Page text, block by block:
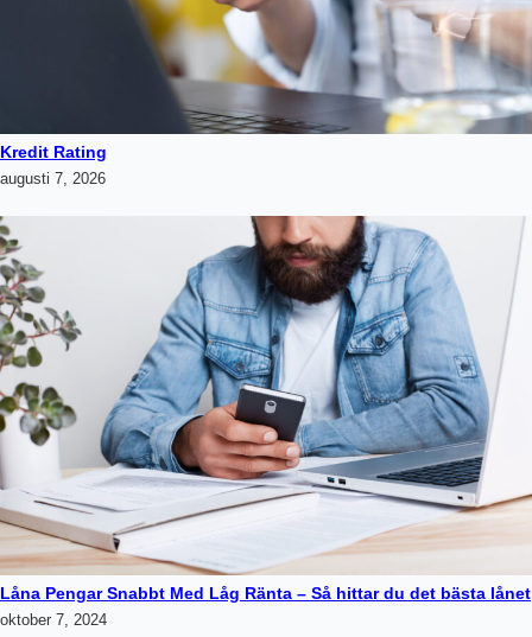
Kredit Rating
augusti 7, 2026
Låna Pengar Snabbt Med Låg Ränta – Så hittar du det bästa lånet
oktober 7, 2024